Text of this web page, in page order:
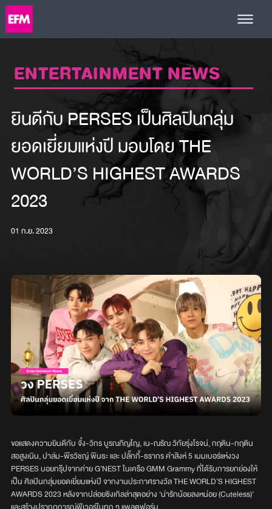
ENTERTAINMENT NEWS
ยินดีกับ PERSES เป็นศิลปินกลุ่ม
ยอดเยี่ยมแห่งปี มอบโดย THE
WORLD’S HIGHEST AWARDS
2023
01 ก.ย. 2023
ขอแสดงความยินดีกับ จั๋ง-วิกร บูรณภิญโญ, เน-ณรัณ วิกัยรุ่งโรจน์, กฤติน-กฤติน
สอสูงเนิน, ปาล์ม-พีรวิชญ์ พินธะ และ ปลั๊กกี้-ธรากร คำสิงห์ 5 เมมเบอร์แห่งวง
PERSES บอยกรุ๊ปจากค่าย G’NEST ในเครือ GMM Grammy ที่ได้รับการยกย่องให้
เป็น ศิลปินกลุ่มยอดเยี่ยมแห่งปี จากงานประกาศรางวัล THE WORLD’S HIGHEST
AWARDS 2023 หลังจากปล่อยซิงเกิลล่าสุดอย่าง ‘น่ารักน้อยลงหน่อย (Cuteless)’